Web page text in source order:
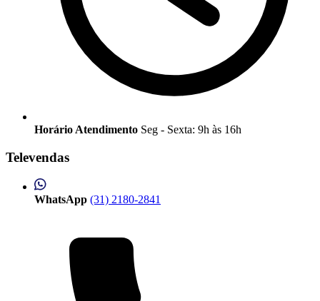
Horário Atendimento Seg - Sexta: 9h às 16h
Televendas
WhatsApp (31) 2180-2841